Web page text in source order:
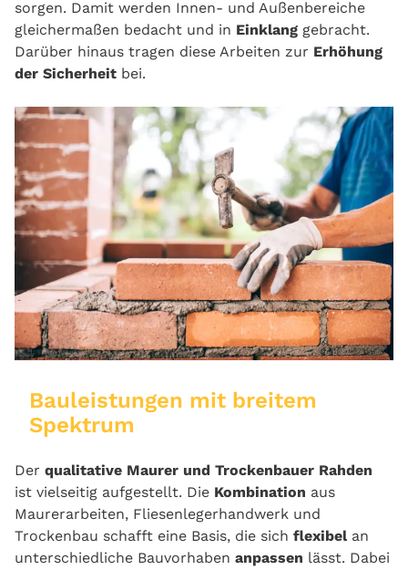
sorgen. Damit werden Innen- und Außenbereiche
gleichermaßen bedacht und in Einklang gebracht.
Darüber hinaus tragen diese Arbeiten zur Erhöhung
der Sicherheit bei.
Bauleistungen mit breitem
Spektrum
Der qualitative Maurer und Trockenbauer Rahden
ist vielseitig aufgestellt. Die Kombination aus
Maurerarbeiten, Fliesenlegerhandwerk und
Trockenbau schafft eine Basis, die sich flexibelan
unterschiedliche Bauvorhaben anpassen lässt. Dabei